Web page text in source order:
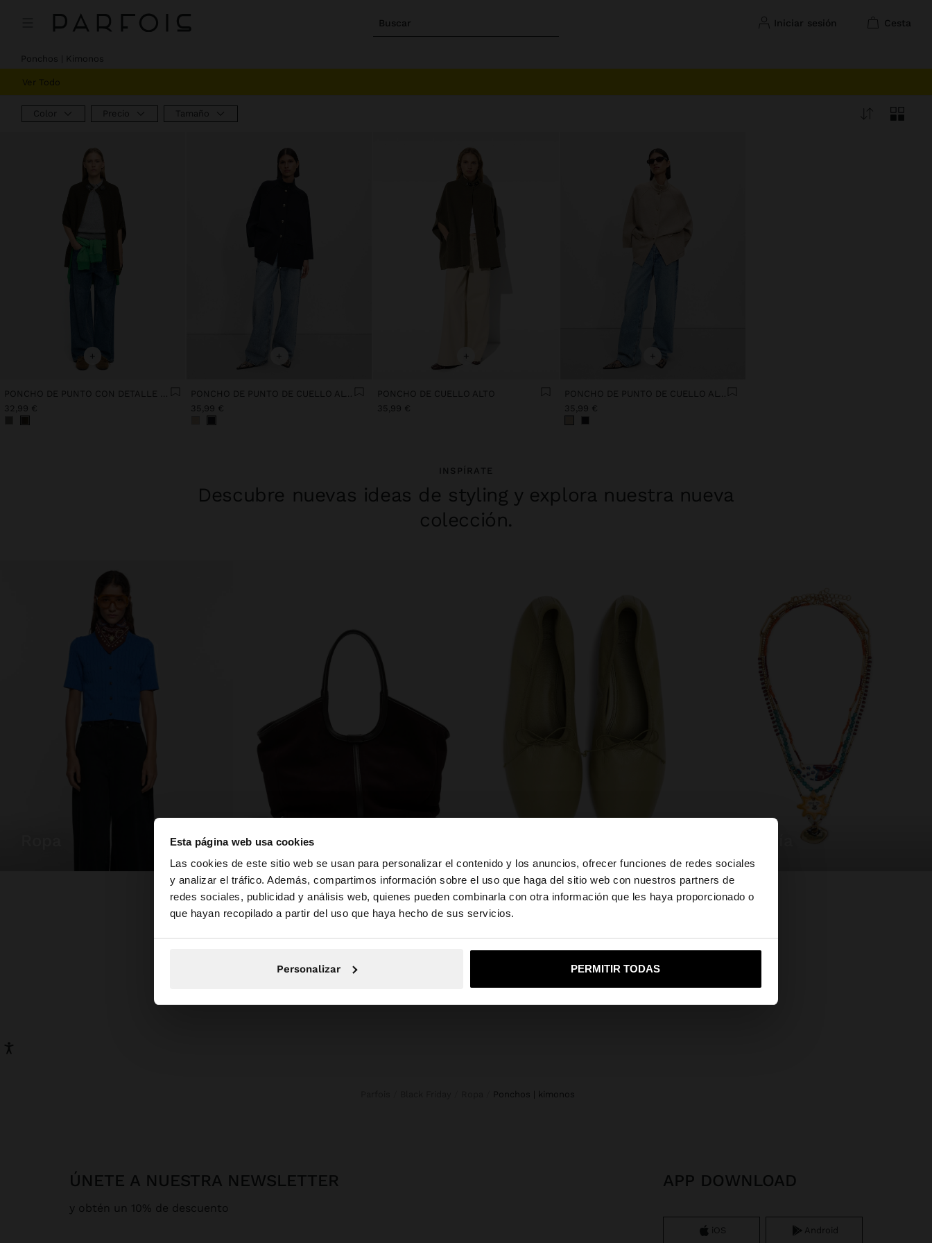
Esta página web usa cookies
Las cookies de este sitio web se usan para personalizar el contenido y los anuncios, ofrecer funciones de redes sociales
y analizar el tráfico. Además, compartimos información sobre el uso que haga del sitio web con nuestros partners de
redes sociales, publicidad y análisis web, quienes pueden combinarla con otra información que les haya proporcionado o
que hayan recopilado a partir del uso que haya hecho de sus servicios.
Personalizar PERMITIR TODAS
Buscar iniciar sesión cesta
hola ×
Estás accediendo a la web de España. ¿Quieres ir a la web de United States?
No, continuar en la web de España Sí, llévame a United States
Ponchos | Kimonos
Ver Todo
Color Precio Tamaño
+
PONCHO DE PUNTO CON DETALLE DE COSTURA
32,99 €
+
PONCHO DE PUNTO DE CUELLO ALTO
35,99 €
+
PONCHO DE CUELLO ALTO
35,99 €
+
PONCHO DE PUNTO DE CUELLO ALTO
35,99 €
INSPÍRATE
Descubre nuevas ideas de styling y explora nuestra nueva
colección.
bolsos
ponchos | kimonos
ÚNETE A NUESTRA NEWSLETTER
y obtén un 10% de descuento
APP DOWNLOAD
iOS Android